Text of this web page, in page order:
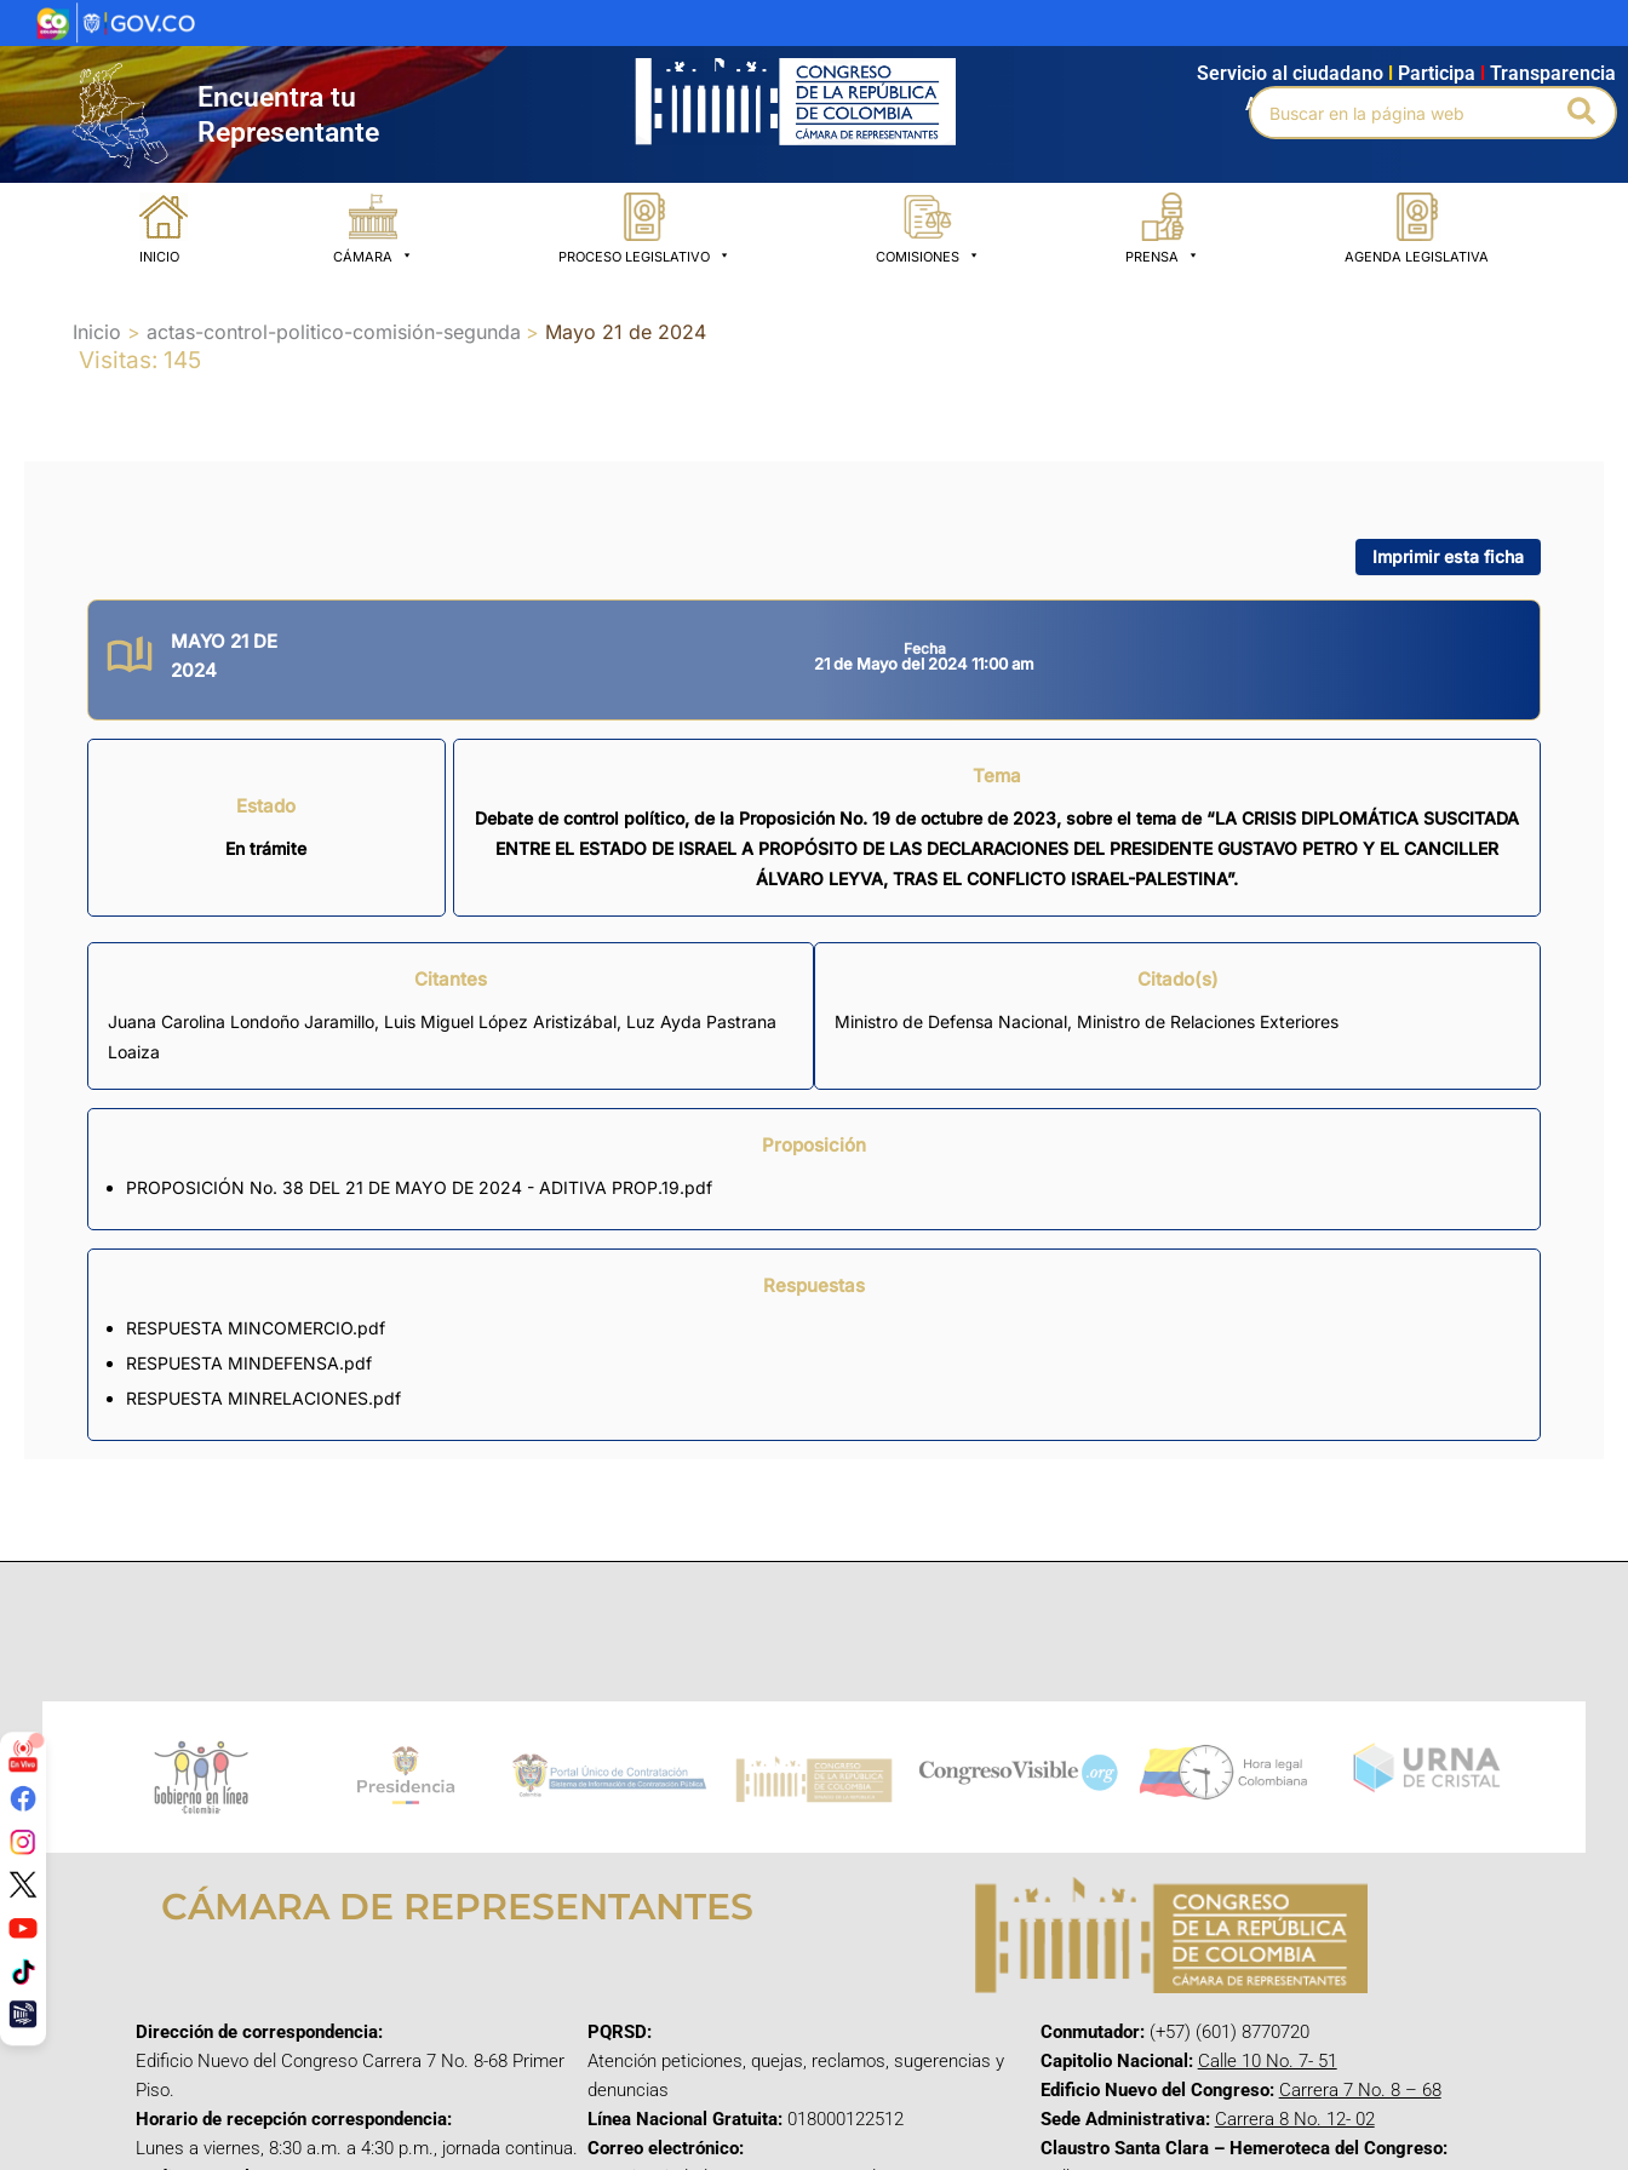
al
contenido
Encuentra tu
Representante
Agendamiento Intranet Búsqueda avanzada
Servicio al ciudadano Participa Transparencia
Buscar
por:
INICIO CÁMARA PROCESO LEGISLATIVO COMISIONES PRENSA AGENDA LEGISLATIVA
Inicio actas-control-politico-comisión-segunda Mayo 21 de 2024
Visitas: 145
Imprimir esta ficha
MAYO 21 DE
2024
Fecha
21 de Mayo del 2024 11:00 am
Estado
En trámite
Tema
Debate de control político, de la Proposición No. 19 de octubre de 2023, sobre el tema de “LA CRISIS DIPLOMÁTICA SUSCITADA
ENTRE EL ESTADO DE ISRAEL A PROPÓSITO DE LAS DECLARACIONES DEL PRESIDENTE GUSTAVO PETRO Y EL CANCILLER
ÁLVARO LEYVA, TRAS EL CONFLICTO ISRAEL-PALESTINA”.
Citantes
Juana Carolina Londoño Jaramillo, Luis Miguel López Aristizábal, Luz Ayda Pastrana
Loaiza
Citado(s)
Ministro de Defensa Nacional, Ministro de Relaciones Exteriores
Proposición
PROPOSICIÓN No. 38 DEL 21 DE MAYO DE 2024 - ADITIVA PROP.19.pdf
Respuestas
RESPUESTA MINCOMERCIO.pdf
RESPUESTA MINDEFENSA.pdf
RESPUESTA MINRELACIONES.pdf
CÁMARA DE REPRESENTANTES
Dirección de correspondencia:
Edificio Nuevo del Congreso Carrera 7 No. 8-68 Primer
Piso.
Horario de recepción correspondencia:
Lunes a viernes, 8:30 a.m. a 4:30 p.m., jornada continua.
PQRSD:
Atención peticiones, quejas, reclamos, sugerencias y
denuncias
Línea Nacional Gratuita: 018000122512
Correo electrónico:
Conmutador:(+57) (601) 8770720
Capitolio Nacional: Calle 10 No. 7- 51
Edificio Nuevo del Congreso: Carrera 7 No. 8 – 68
Sede Administrativa: Carrera 8 No. 12- 02
Claustro Santa Clara – Hemeroteca del Congreso: